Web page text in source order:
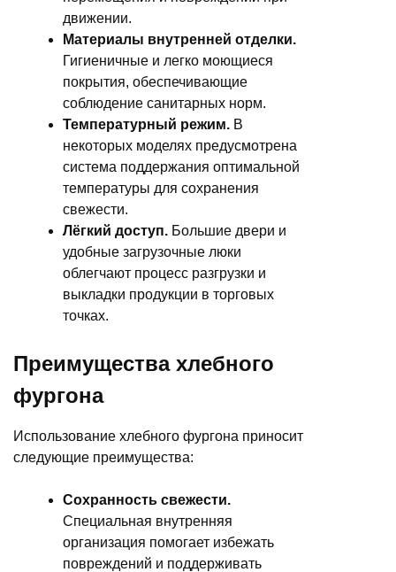
движении.
Материалы внутренней отделки.
Гигиеничные и легко моющиеся
покрытия, обеспечивающие
соблюдение санитарных норм.
Температурный режим. В
некоторых моделях предусмотрена
система поддержания оптимальной
температуры для сохранения
свежести.
Лёгкий доступ. Большие двери и
удобные загрузочные люки
облегчают процесс разгрузки и
выкладки продукции в торговых
точках.
Преимущества хлебного
фургона
Использование хлебного фургона приносит
следующие преимущества:
Сохранность свежести.
Специальная внутренняя
организация помогает избежать
повреждений и поддерживать